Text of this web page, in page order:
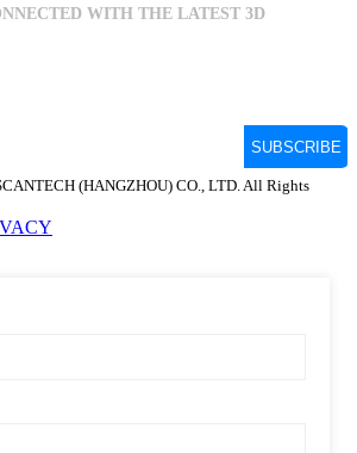
(HANGZHOU) CO., LTD. All Rights